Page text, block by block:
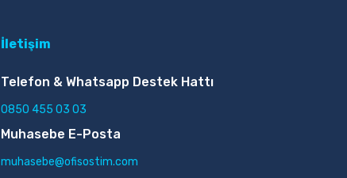
İletişim
Telefon & Whatsapp Destek Hattı
0850 455 03 03
Muhasebe E-Posta
muhasebe@ofisostim.com